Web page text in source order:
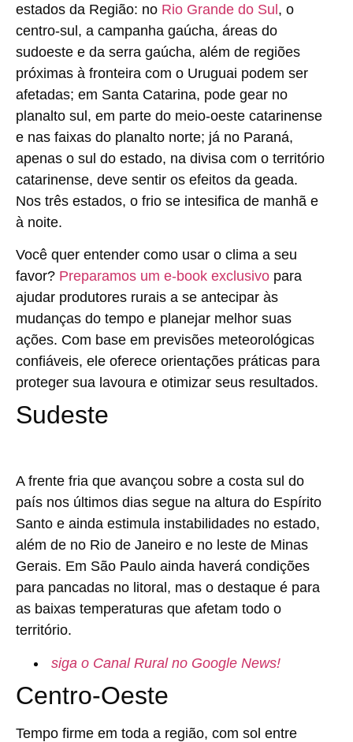
estados da Região: no Rio Grande do Sul , o
centro-sul, a campanha gaúcha, áreas do
sudoeste e da serra gaúcha, além de regiões
próximas à fronteira com o Uruguai podem ser
afetadas; em Santa Catarina, pode gear no
planalto sul, em parte do meio-oeste catarinense
e nas faixas do planalto norte; já no Paraná,
apenas o sul do estado, na divisa com o território
catarinense, deve sentir os efeitos da geada.
Nos três estados, o frio se intesifica de manhã e
à noite.
Você quer entender como usar o clima a seu
favor? Preparamos um e-book exclusivo para
ajudar produtores rurais a se antecipar às
mudanças do tempo e planejar melhor suas
ações. Com base em previsões meteorológicas
confiáveis, ele oferece orientações práticas para
proteger sua lavoura e otimizar seus resultados.
Sudeste
A frente fria que avançou sobre a costa sul do
país nos últimos dias segue na altura do Espírito
Santo e ainda estimula instabilidades no estado,
além de no Rio de Janeiro e no leste de Minas
Gerais. Em São Paulo ainda haverá condições
para pancadas no litoral, mas o destaque é para
as baixas temperaturas que afetam todo o
território.
siga o Canal Rural no Google News!
Centro-Oeste
Tempo firme em toda a região, com sol entre